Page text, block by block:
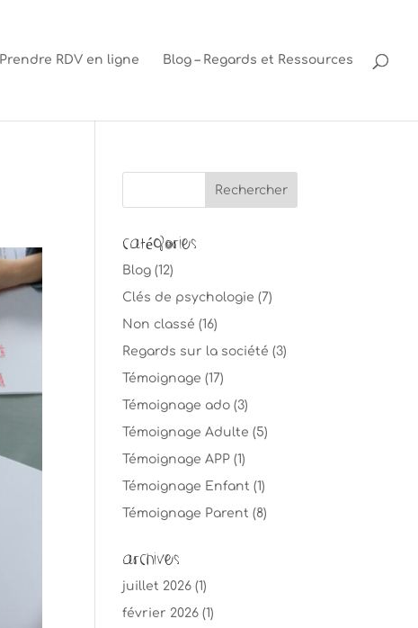
Prendre RDV en ligne Blog – Regards et Ressources
Catégories
Blog (12)
Clés de psychologie (7)
Non classé (16)
Regards sur la société (3)
Témoignage (17)
Témoignage ado (3)
Témoignage Adulte (5)
Témoignage APP (1)
Témoignage Enfant (1)
Témoignage Parent (8)
Archives
juillet 2026 (1)
février 2026 (1)